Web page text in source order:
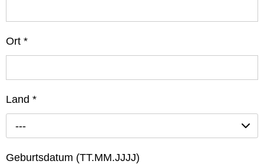
Ort *
Land *
---
Geburtsdatum (TT.MM.JJJJ)